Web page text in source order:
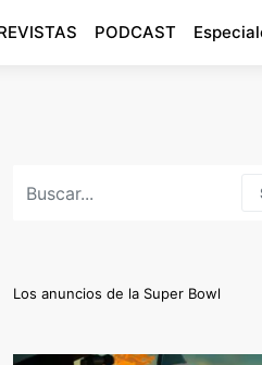
PODCAST
Los anuncios de la Super Bowl